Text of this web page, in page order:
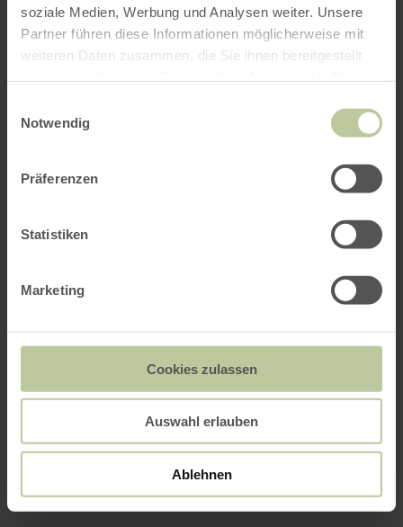
soziale Medien, Werbung und Analysen weiter. Unsere
Partner führen diese Informationen möglicherweise mit
weiteren Daten zusammen, die Sie ihnen bereitgestellt
Notwendig
Präferenzen
Statistiken
Marketing
Cookies zulassen
Auswahl erlauben
Ablehnen